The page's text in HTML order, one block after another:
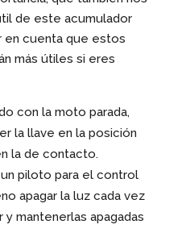
de este acumulador
en cuenta que estos
más útiles si eres
con la moto parada,
la llave en la posición
la de contacto.
piloto para el control
apagar la luz cada vez
mantenerlas apagadas